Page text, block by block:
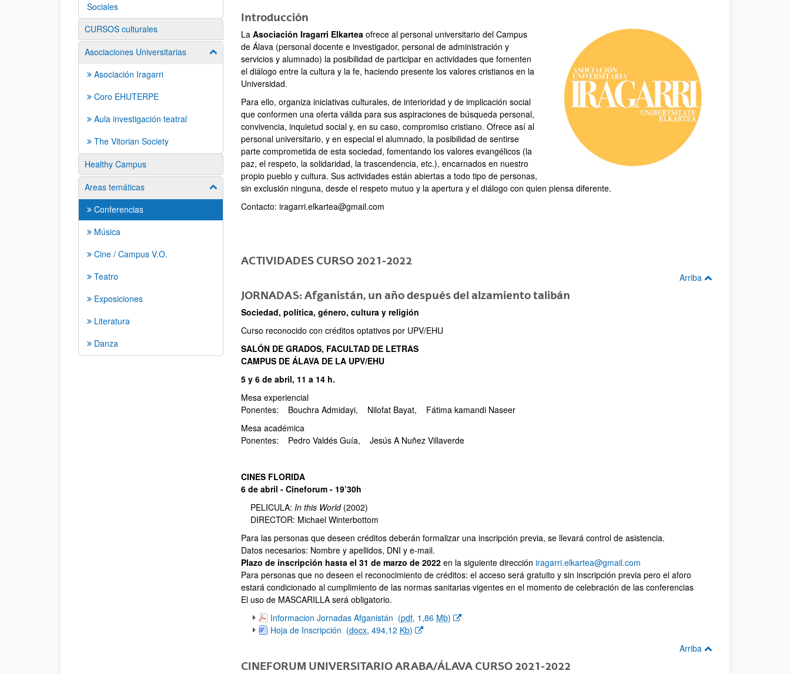
Sociales
CURSOS culturales
Asociaciones Universitarias
Mostrar/ocultar subpáginas
Asociación Iragarri
Coro EHUTERPE
Aula investigación teatral
The Vitorian Society
Healthy Campus
Areas temáticas
Mostrar/ocultar subpáginas
Conferencias
Música
Cine / Campus V.O.
Teatro
Exposiciones
Literatura
Danza
Introducción
La Asociación Iragarri Elkartea ofrece al personal universitario del Campus
de Álava (personal docente e investigador, personal de administración y
servicios y alumnado) la posibilidad de participar en actividades que fomenten
el diálogo entre la cultura y la fe, haciendo presente los valores cristianos en la
Universidad.
Para ello, organiza iniciativas culturales, de interioridad y de implicación social
que conformen una oferta válida para sus aspiraciones de búsqueda personal,
convivencia, inquietud social y, en su caso, compromiso cristiano. Ofrece así al
personal universitario, y en especial el alumnado, la posibilidad de sentirse
parte comprometida de esta sociedad, fomentando los valores evangélicos (la
paz, el respeto, la solidaridad, la trascendencia, etc.), encarnados en nuestro
propio pueblo y cultura. Sus actividades están abiertas a todo tipo de personas,
sin exclusión ninguna, desde el respeto mutuo y la apertura y el diálogo con quien piensa diferente.
Contacto: iragarri.elkartea@gmail.com
ACTIVIDADES CURSO 2021-2022
Arriba
JORNADAS: Afganistán, un año después del alzamiento talibán
Sociedad, política, género, cultura y religión
Curso reconocido con créditos optativos por UPV/EHU
SALÓN DE GRADOS, FACULTAD DE LETRAS
CAMPUS DE ÁLAVA DE LA UPV/EHU
5 y 6 de abril, 11 a 14 h.
Mesa experiencial
Ponentes: Bouchra Admidayi, Nilofat Bayat, Fátima kamandi Naseer
Mesa académica
Ponentes: Pedro Valdés Guía, Jesús A Nuñez Villaverde
CINES FLORIDA
6 de abril - Cineforum - 19’30h
PELICULA: In this World(2002)
DIRECTOR: Michael Winterbottom
Para las personas que deseen créditos deberán formalizar una inscripción previa, se llevará control de asistencia.
Datos necesarios: Nombre y apellidos, DNI y e-mail.
Plazo de inscripción hasta el 31 de marzo de 2022 en la siguiente dirección iragarri.elkartea@gmail.com
Para personas que no deseen el reconocimiento de créditos: el acceso será gratuito y sin inscripción previa pero el aforo
estará condicionado al cumplimiento de las normas sanitarias vigentes en el momento de celebración de las conferencias
El uso de MASCARILLA será obligatorio.
(Abre una nueva ventana)
Informacion Jornadas Afganistán (pdf, 1,86 Mb)
(Abre una nueva ventana)
Hoja de Inscripción (docx, 494,12 Kb)
Arriba
CINEFORUM UNIVERSITARIO ARABA/ÁLAVA CURSO 2021-2022